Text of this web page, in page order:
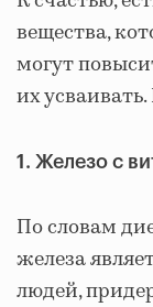
вещества,
могут
их
1. Железо с
По словам
железа
людей,